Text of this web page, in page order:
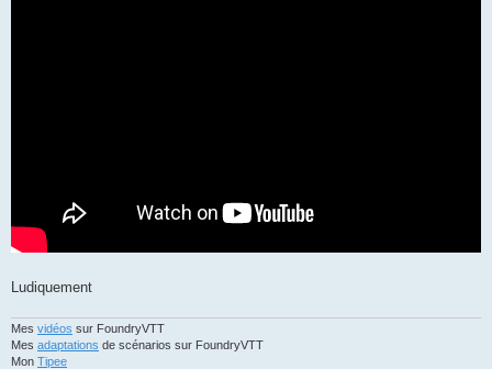
Ludiquement
Mes vidéos sur FoundryVTT
Mes adaptations de scénarios sur FoundryVTT
Mon Tipee